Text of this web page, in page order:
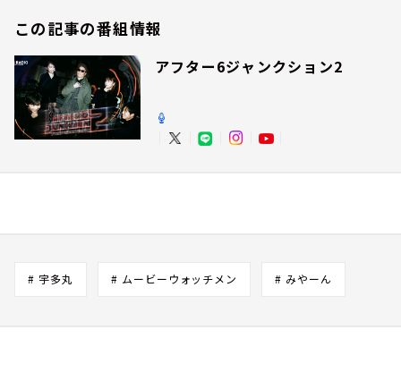
この記事の番組情報
アフター6ジャンクション2
# 宇多丸 # ムービーウォッチメン # みやーん